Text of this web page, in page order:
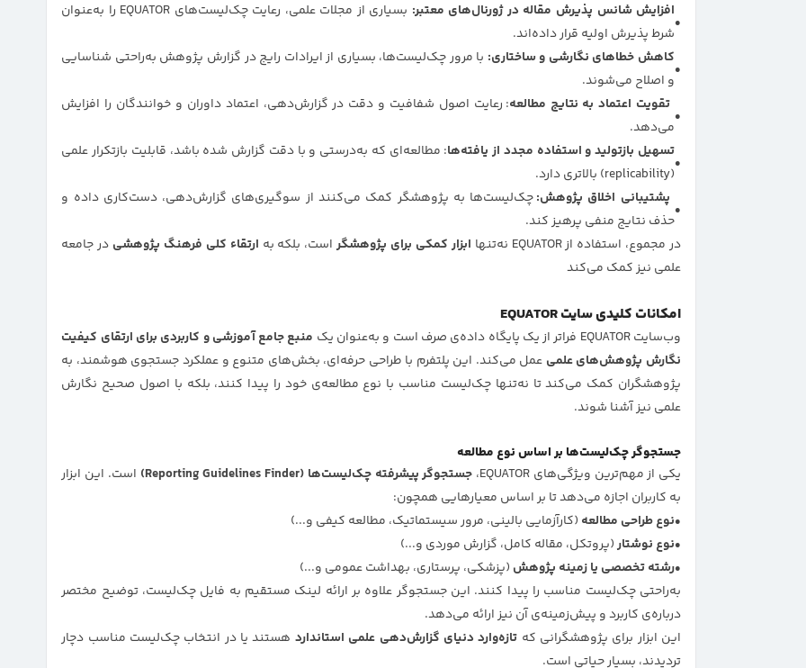
افزایش شانس پذیرش مقاله در ژورنال‌های معتبر:
بسیاری از مجلات علمی، رعایت چک‌لیست‌های EQUATOR را به‌عنوان
شرط پذیرش اولیه قرار داده‌اند.
کاهش خطاهای نگارشی و ساختاری: با مرور چک‌لیست‌ها، بسیاری از ایرادات رایج در گزارش پژوهش به‌راحتی شناسایی
و اصلاح می‌شوند.
تقویت اعتماد به نتایج مطالعه: رعایت اصول شفافیت و دقت در گزارش‌دهی، اعتماد داوران و خوانندگان را افزایش
می‌دهد.
تسهیل بازتولید و استفاده مجدد از یافته‌ها: مطالعه‌ای که به‌درستی و با دقت گزارش شده باشد، قابلیت بازتکرار علمی
(replicability) بالاتری دارد.
پشتیبانی اخلاق پژوهش:چک‌لیست‌ها به پژوهشگر کمک می‌کنند از سوگیری‌های گزارش‌دهی، دست‌کاری داده و
حذف نتایج منفی پرهیز کند.
در مجموع، استفاده از EQUATOR نه‌تنها
ابزار کمکی برای پژوهشگراست، بلکه به ارتقاء کلی فرهنگ پژوهشی در جامعه
علمی نیز کمک می‌کند
امکانات کلیدی سایت EQUATOR
وب‌سایت EQUATOR فراتر از یک پایگاه داده‌ی صرف است و به‌عنوان یک
منبع جامع آموزشی و کاربردی برای ارتقای کیفیت
نگارش پژوهش‌های علمی عمل می‌کند. این پلتفرم با طراحی حرفه‌ای، بخش‌های متنوع و عملکرد جستجوی هوشمند، به
پژوهشگران کمک می‌کند تا نه‌تنها چک‌لیست مناسب با نوع مطالعه‌ی خود را پیدا کنند، بلکه با اصول صحیح نگارش
علمی نیز آشنا شوند.
جستجوگر چک‌لیست‌ها بر اساس نوع مطالعه
یکی از مهم‌ترین ویژگی‌های EQUATOR،
جستجوگر پیشرفته چک‌لیست‌ها (Reporting Guidelines Finder)
است. این ابزار
به کاربران اجازه می‌دهد تا بر اساس معیارهایی همچون:
نوع طراحی مطالعه (کارآزمایی بالینی، مرور سیستماتیک، مطالعه کیفی و...)
نوع نوشتار(پروتکل، مقاله کامل، گزارش موردی و...)
رشته تخصصی یا زمینه پژوهش (پزشکی، پرستاری، بهداشت عمومی و...)
به‌راحتی چک‌لیست مناسب را پیدا کنند. این جستجوگر علاوه بر ارائه لینک مستقیم به فایل چک‌لیست، توضیح مختصر
درباره‌ی کاربرد و پیش‌زمینه‌ی آن نیز ارائه می‌دهد.
این ابزار برای پژوهشگرانی که تازه‌وارد دنیای گزارش‌دهی علمی استاندارد هستند یا در انتخاب چک‌لیست مناسب دچار
تردیدند، بسیار حیاتی است.